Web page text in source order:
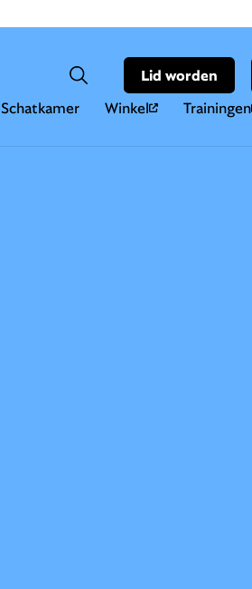
Schatkamer Winkel Trainingen
Zoeken
ZoekveldLid worden